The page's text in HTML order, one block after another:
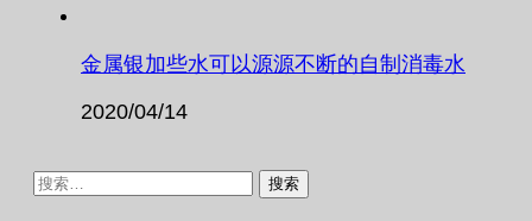
金属银加些水可以源源不断的自制消毒水
2020/04/14
搜